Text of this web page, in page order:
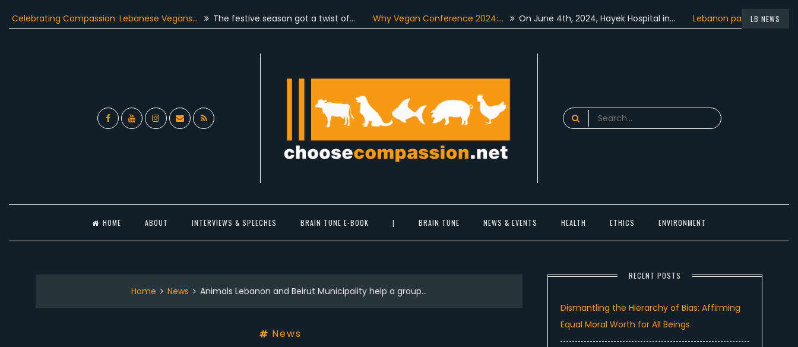
LB NEWS
Compassion: Lebanese Vegans… The festive season got a twist of… Why Vegan Conference 2024:… On June 4th, 2024, Hayek Hospital in… Lebanon participated in the…
FacebookYouTubeInstagramEmail RSS
Search
for:
HOME ABOUT INTERVIEWS & SPEECHES BRAIN TUNE E-BOOK | BRAIN TUNE NEWS & EVENTS HEALTH ETHICS ENVIRONMENT
Home News Animals Lebanon and Beirut Municipality help a group…
News
RECENT POSTS
Dismantling the Hierarchy of Bias: Affirming
Equal Moral Worth for All Beings